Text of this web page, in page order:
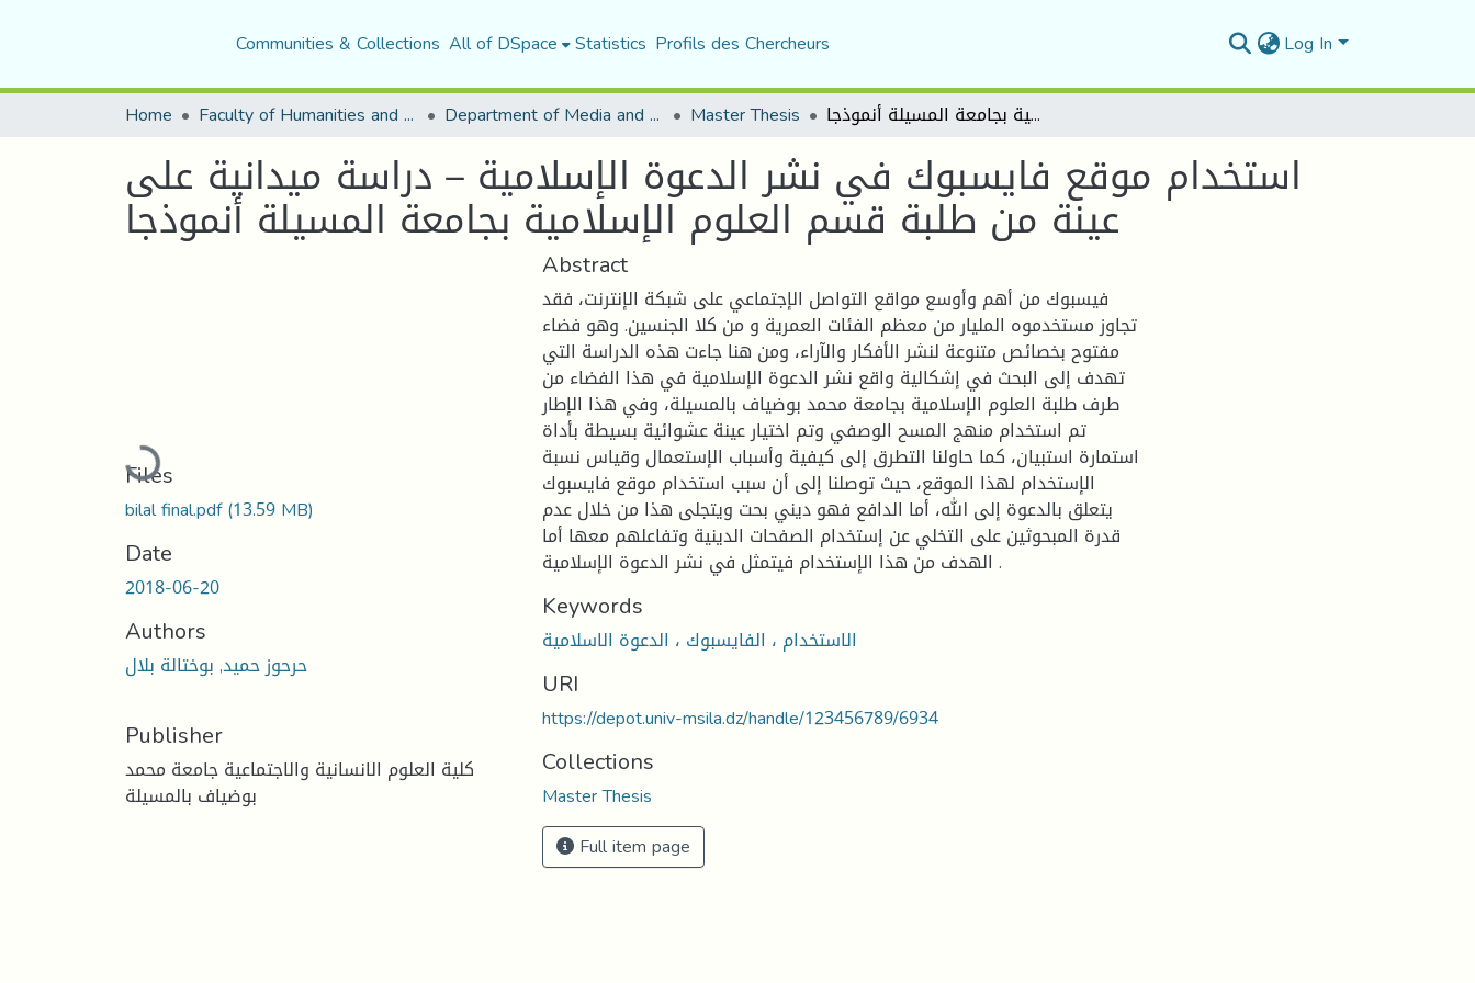
Communities & Collections All of DSpace Statistics Profils des Chercheurs Log In
Home Faculty of Humanities and Social Sciences Department of Media and Communication Studies Master Thesis استخدام موقع فايسبوك في نشر الدعوة الإسلامية – دراسة ميدانية على عينة من طلبة قسم العلوم الإسلامية بجامعة المسيلة أنموذجا
استخدام موقع فايسبوك في نشر الدعوة الإسلامية – دراسة ميدانية على
عينة من طلبة قسم العلوم الإسلامية بجامعة المسيلة أنموذجا
Loading...
Files
bilal final.pdf(13.59 MB)
Date
2018-06-20
Authors
حرحوز حميد, بوختالة بلال
Publisher
كلية العلوم الانسانية والاجتماعية جامعة محمد
بوضياف بالمسيلة
Abstract
فيسبوك من أهم وأوسع مواقع التواصل الإجتماعي على شبكة الإنترنت، فقد
تجاوز مستخدموه المليار من معظم الفئات العمرية و من كلا الجنسين. وهو فضاء
مفتوح بخصائص متنوعة لنشر الأفكار والآراء، ومن هنا جاءت هذه الدراسة التي
تهدف إلى البحث في إشكالية واقع نشر الدعوة الإسلامية في هذا الفضاء من
طرف طلبة العلوم الإسلامية بجامعة محمد بوضياف بالمسيلة، وفي هذا الإطار
تم استخدام منهج المسح الوصفي وتم اختيار عينة عشوائية بسيطة بأداة
استمارة استبيان، كما حاولنا التطرق إلى كيفية وأسباب الإستعمال وقياس نسبة
الإستخدام لهذا الموقع، حيث توصلنا إلى أن سبب استخدام موقع فايسبوك
يتعلق بالدعوة إلى الله، أما الدافع فهو ديني بحت ويتجلى هذا من خلال عدم
قدرة المبحوثين على التخلي عن إستخدام الصفحات الدينية وتفاعلهم معها أما
الهدف من هذا الإستخدام فيتمثل في نشر الدعوة الإسلامية .
Keywords
الاستخدام ، الفايسبوك ، الدعوة الاسلامية
URI
https://depot.univ-msila.dz/handle/123456789/6934
Collections
Master Thesis
Full item page